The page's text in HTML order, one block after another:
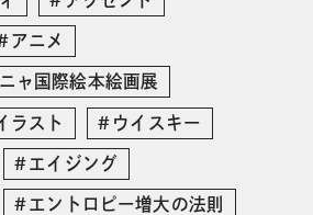
アニメ
ャ国際絵本絵画展
ラスト ウイスキー
エイジング
エントロピー増大の法則